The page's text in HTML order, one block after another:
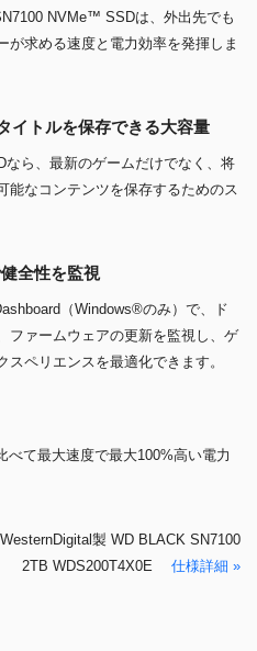
NVMe™ SSDは、外出先でも
が求める速度と電力効率を発揮しま
イトルを保存できる大容量
ら、最新のゲームだけでなく、将
能なコンテンツを保存するためのス
全性を監視
（Windows®のみ）で、ド
ファームウェアの更新を監視し、ゲ
ペリエンスを最適化できます。
べて最大速度で最大100%高い電力
製 WD BLACK SN7100
2TB WDS200T4X0E 仕様詳細 »